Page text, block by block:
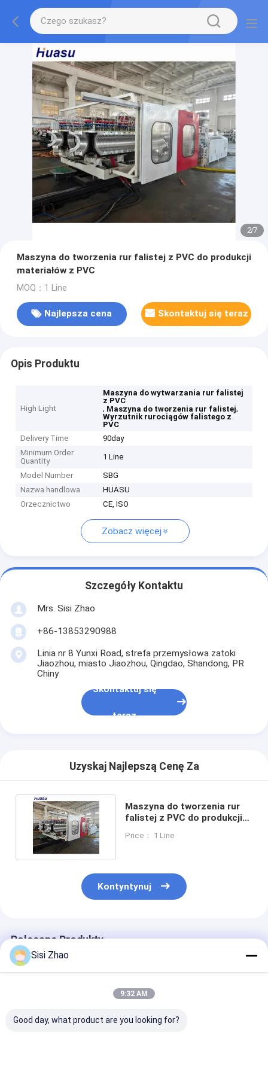
2/7
Maszyna do tworzenia rur falistej z PVC do produkcji
materiałów z PVC
MOQ：1 Line
Najlepsza cena Skontaktuj się teraz
Opis Produktu
High Light
Maszyna do wytwarzania rur falistej
z PVC
, Maszyna do tworzenia rur falistej,
Wyrzutnik rurociągów falistego z
PVC
Delivery Time
90day
Minimum Order
Quantity
1 Line
Model Number
SBG
Nazwa handlowa
HUASU
Orzecznictwo
CE, ISO
Zobacz więcej
Szczegóły Kontaktu
Mrs. Sisi Zhao
+86-13853290988
Linia nr 8 Yunxi Road, strefa przemysłowa zatoki
Jiaozhou, miasto Jiaozhou, Qingdao, Shandong, PR
Chiny
Skontaktuj się
teraz
Uzyskaj Najlepszą Cenę Za
Maszyna do tworzenia rur
falistej z PVC do produkcji
Price： 1 Line
Kontyntynuj
Polecane Produkty
Sisi Zhao
9:32 AM
Good day, what product are you looking for?